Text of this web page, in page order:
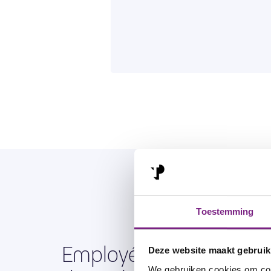
Toestemming
Deze website maakt
Employé des ventes et